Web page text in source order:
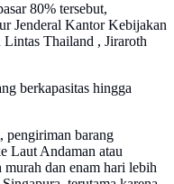
80% tersebut,
Jenderal Kantor Kebijakan
Lintas Thailand , Jiraroth
berkapasitas hingga
pengiriman barang
Laut Andaman atau
dan enam hari lebih